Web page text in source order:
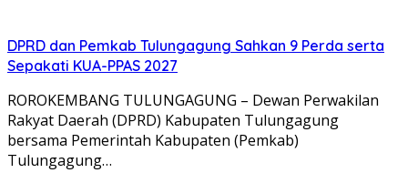
DPRD dan Pemkab Tulungagung Sahkan 9 Perda serta
Sepakati KUA-PPAS 2027
ROROKEMBANG TULUNGAGUNG – Dewan Perwakilan
Rakyat Daerah (DPRD) Kabupaten Tulungagung
bersama Pemerintah Kabupaten (Pemkab)
Tulungagung…